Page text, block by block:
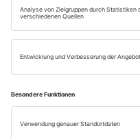
Impressum